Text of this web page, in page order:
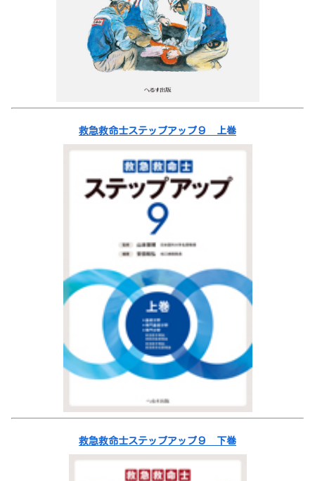
救急救命士ステップアップ９ 上巻
救急救命士ステップアップ９ 下巻